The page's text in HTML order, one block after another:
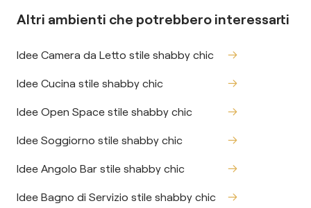
Altri ambienti che potrebbero interessarti
Idee Camera da Letto stile shabby chic
Idee Cucina stile shabby chic
Idee Open Space stile shabby chic
Idee Soggiorno stile shabby chic
Idee Angolo Bar stile shabby chic
Idee Bagno di Servizio stile shabby chic